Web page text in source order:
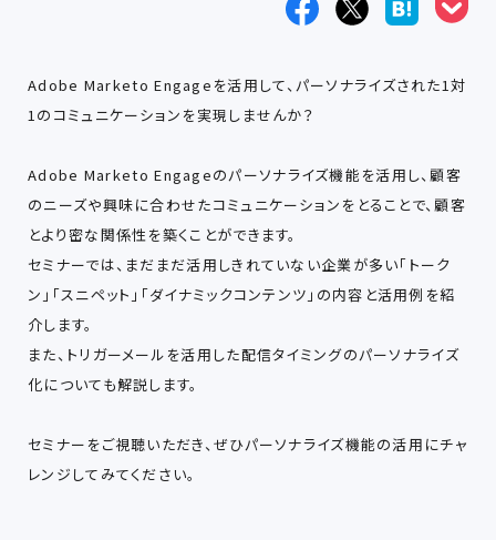
Adobe Marketo Engageを活用して、パーソナライズされた1対
1のコミュニケーションを実現しませんか？
Adobe Marketo Engageのパーソナライズ機能を活用し、顧客
のニーズや興味に合わせたコミュニケーションをとることで、顧客
とより密な関係性を築くことができます。
セミナーでは、まだまだ活用しきれていない企業が多い「トーク
ン」「スニペット」「ダイナミックコンテンツ」の内容と活用例を紹
介します。
また、トリガーメールを活用した配信タイミングのパーソナライズ
化についても解説します。
セミナーをご視聴いただき、ぜひパーソナライズ機能の活用にチャ
レンジしてみてください。